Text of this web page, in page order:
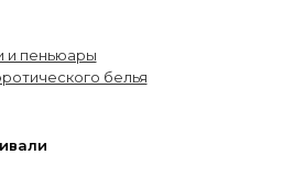
и пеньюары
белья